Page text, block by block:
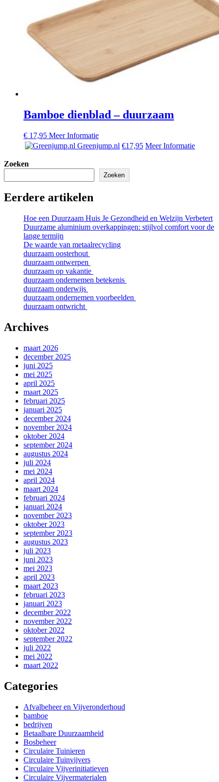
Bamboe dienblad – duurzaam
€ 17,95 Meer Informatie
Greenjump.nl €17,95 Meer Informatie
Zoeken
Zoeken
Eerdere artikelen
Hoe een Duurzaam Huis Je Gezondheid en Welzijn Verbetert
Duurzame aluminium overkappingen: stijlvol comfort voor de
lange termijn
De waarde van metaalrecycling
duurzaam oosterhout
duurzaam ontwerpen
duurzaam op vakantie
duurzaam ondernemen betekenis
duurzaam onderwijs
duurzaam ondernemen voorbeelden
duurzaam ontwricht
Archives
maart 2026
december 2025
juni 2025
mei 2025
april 2025
maart 2025
februari 2025
januari 2025
december 2024
november 2024
oktober 2024
september 2024
augustus 2024
juli 2024
mei 2024
april 2024
maart 2024
februari 2024
januari 2024
november 2023
oktober 2023
september 2023
augustus 2023
juli 2023
juni 2023
mei 2023
april 2023
maart 2023
februari 2023
januari 2023
december 2022
november 2022
oktober 2022
september 2022
juli 2022
mei 2022
maart 2022
Categories
Afvalbeheer en Vijveronderhoud
bamboe
bedrijven
Betaalbare Duurzaamheid
Bosbeheer
Circulaire Tuinieren
Circulaire Tuinvijvers
Circulaire Vijverinitiatieven
Circulaire Vijvermaterialen